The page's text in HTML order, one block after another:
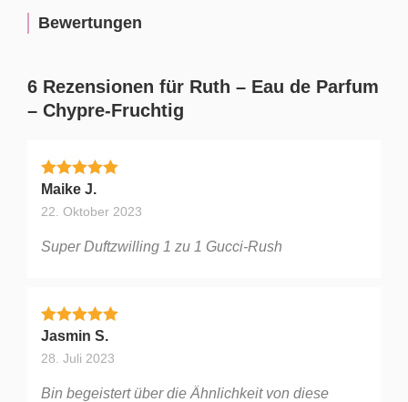
Bewertungen
6 Rezensionen für Ruth – Eau de Parfum
– Chypre-Fruchtig
Bewertet mit
Maike J.
22. Oktober 2023
Super Duftzwilling 1 zu 1 Gucci-Rush
Bewertet mit
Jasmin S.
28. Juli 2023
Bin begeistert über die Ähnlichkeit von diese